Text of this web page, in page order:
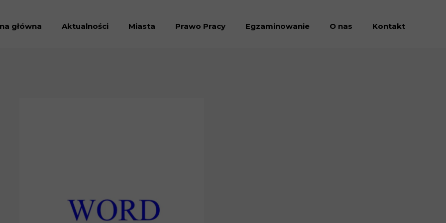
główna Aktualności Miasta Prawo Pracy Egzaminowanie O nas Kontakt